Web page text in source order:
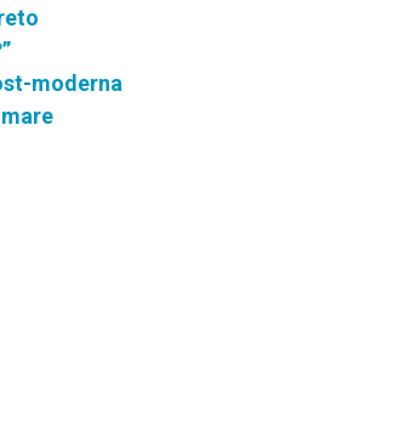
moderna